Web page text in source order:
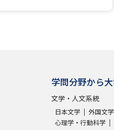
デー
進
新学
学問分野から
文学・人文系統
日本文学 外国文学
心理学・行動科学